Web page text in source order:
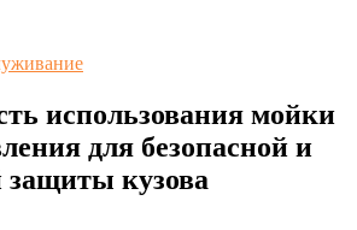
использования мойки
для безопасной и
кузова